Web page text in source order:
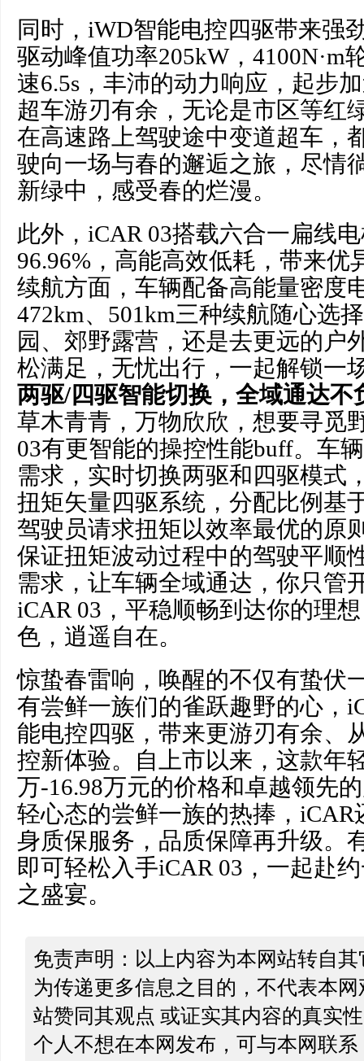
同时，iWD智能电控四驱带来强
驱动峰值功率205kW，4100N·m
速6.5s，丰沛的动力响应，起步
超车游刃有余，无论是市区等红
在高速路上驾驶途中变道超车，
驶向一场与春的邂逅之旅，尽情
新绿中，感受春的烂漫。
此外，iCAR 03搭载六合一扁线
96.96%，高能高效低耗，带来优
续航方面，车辆配备高能量密度
472km、501km三种续航随心选
园、郊野露营，还是去更远的户
松满足，无忧出行，一起解锁一
两驱/四驱智能切换，全域通达不
草木青青，万物欣欣，想要寻觅
03有更智能的操控性能buff。车
需求，实时切换两驱和四驱模式
扭矩矢量四驱系统，分配比例基
驾驶员请求扭矩以效率最优的原
保证扭矩波动过程中的驾驶平顺
需求，让车辆全域通达，你只管
iCAR 03，平稳顺畅到达你的理
色，逍遥自在。
惊蛰春雷响，唤醒的不仅有蛰伏
有尝鲜一族们的雀跃趣野的心，
能电控四驱，带来更游刃有余、
控新体验。自上市以来，这款年
万-16.98万元的价格和卓越领先
轻心态的尝鲜一族的热捧，
身质保服务，品质保障再升级。
即可轻松入手iCAR 03，一起赴
之盛宴。
免责声明：以上内容为本网站转自
为传递更多信息之目的，不代表本
站赞同其观点 或证实其内容的真实
个人不想在本网发布，可与本网联